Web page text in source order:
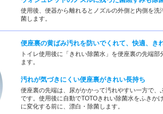
使用後、便器から離れるとノズルの外側と内側を
菌します。
便座裏の黄ばみ汚れを防いでくれて、快適、き
トイレ使用後に「きれい除菌水」を便座裏の先端
ます。
汚れが気づきにくい便座裏がきれい長持ち
便座裏の先端は、尿がかかって汚れやすい一方で
です。使用後に自動でTOTOきれい除菌水をふきか
に変化する前に、漂白・除菌します。